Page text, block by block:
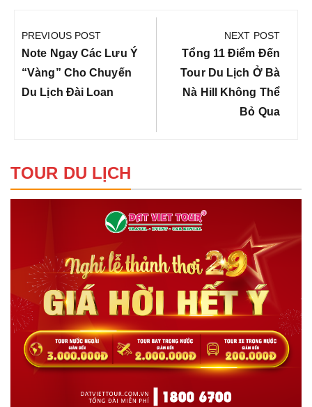
hướng
bài
viết
PREVIOUS POST
Previous
Post:
Note Ngay Các Lưu Ý
“vàng” Cho Chuyến
Du Lịch Đài Loan
NEXT POST
Next
Post:
Tổng 11 Điểm Đến
Tour Du Lịch Ở Bà
Nà Hill Không Thể
Bỏ Qua
TOUR DU LỊCH